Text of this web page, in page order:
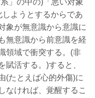
」の中の)「悪い対象
ようとするからであ
象が無意識から意識に
無意識から前意識を経
領域で衝突する。(非
賦活する。)すると、
(たとえば心的外傷)に
なければ、覚醒するこ